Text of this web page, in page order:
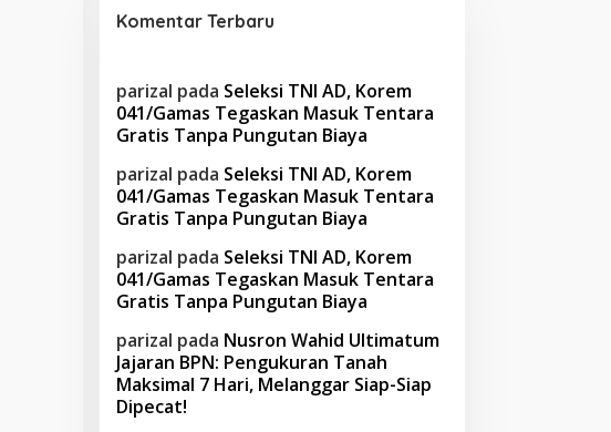
Komentar Terbaru
parizal pada Seleksi TNI AD, Korem
041/Gamas Tegaskan Masuk Tentara
Gratis Tanpa Pungutan Biaya
parizal pada Seleksi TNI AD, Korem
041/Gamas Tegaskan Masuk Tentara
Gratis Tanpa Pungutan Biaya
parizal pada Seleksi TNI AD, Korem
041/Gamas Tegaskan Masuk Tentara
Gratis Tanpa Pungutan Biaya
parizal pada Nusron Wahid Ultimatum
Jajaran BPN: Pengukuran Tanah
Maksimal 7 Hari, Melanggar Siap-Siap
Dipecat!